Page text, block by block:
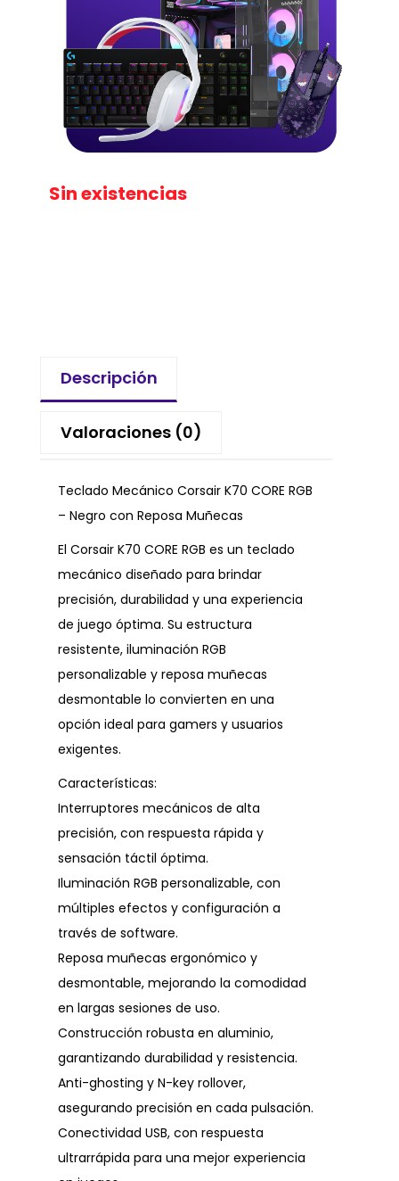
Sin existencias
Descripción
Valoraciones (0)
Teclado Mecánico Corsair K70 CORE RGB
– Negro con Reposa Muñecas
El Corsair K70 CORE RGB es un teclado
mecánico diseñado para brindar
precisión, durabilidad y una experiencia
de juego óptima. Su estructura
resistente, iluminación RGB
personalizable y reposa muñecas
desmontable lo convierten en una
opción ideal para gamers y usuarios
exigentes.
Características:
Interruptores mecánicos de alta
precisión, con respuesta rápida y
sensación táctil óptima.
Iluminación RGB personalizable, con
múltiples efectos y configuración a
través de software.
Reposa muñecas ergonómico y
desmontable, mejorando la comodidad
en largas sesiones de uso.
Construcción robusta en aluminio,
garantizando durabilidad y resistencia.
Anti-ghosting y N-key rollover,
asegurando precisión en cada pulsación.
Conectividad USB, con respuesta
ultrarrápida para una mejor experiencia